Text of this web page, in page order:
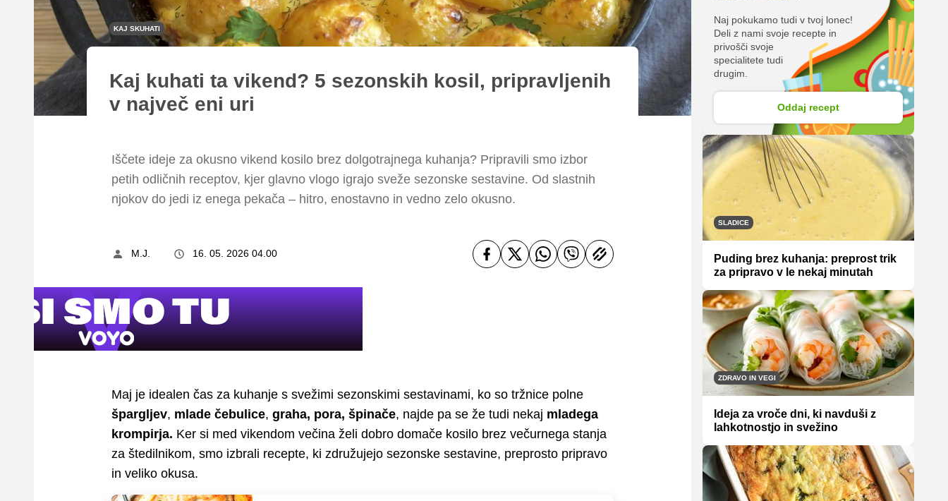
KAJ SKUHATI
Kaj kuhati ta vikend? 5 sezonskih kosil, pripravljenih
v največ eni uri
Iščete ideje za okusno vikend kosilo brez dolgotrajnega kuhanja? Pripravili smo izbor
petih odličnih receptov, kjer glavno vlogo igrajo sveže sezonske sestavine. Od slastnih
njokov do jedi iz enega pekača – hitro, enostavno in vedno zelo okusno.
M.J. 16. 05. 2026 04.00
Maj je idealen čas za kuhanje s svežimi sezonskimi sestavinami, ko so tržnice polne
špargljev, mlade čebulice, graha, pora, špinače, najde pa se že tudi nekaj mladega
krompirja. Ker si med vikendom večina želi dobro domače kosilo brez večurnega stanja
za štedilnikom, smo izbrali recepte, ki združujejo sezonske sestavine, preprosto pripravo
in veliko okusa.
Naj pokukamo tudi v tvoj lonec!
Deli z nami svoje recepte in
privošči svoje
specialitete tudi
drugim.
Oddaj recept
SLADICE
Puding brez kuhanja: preprost trik
za pripravo v le nekaj minutah
ZDRAVO IN VEGI
Ideja za vroče dni, ki navduši z
lahkotnostjo in svežino